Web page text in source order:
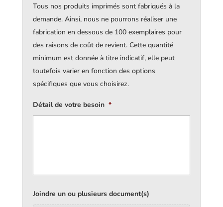
Tous nos produits imprimés sont fabriqués à la
demande. Ainsi, nous ne pourrons réaliser une
fabrication en dessous de 100 exemplaires pour
des raisons de coût de revient. Cette quantité
minimum est donnée à titre indicatif, elle peut
toutefois varier en fonction des options
spécifiques que vous choisirez.
Détail de votre besoin *
Joindre un ou plusieurs document(s)